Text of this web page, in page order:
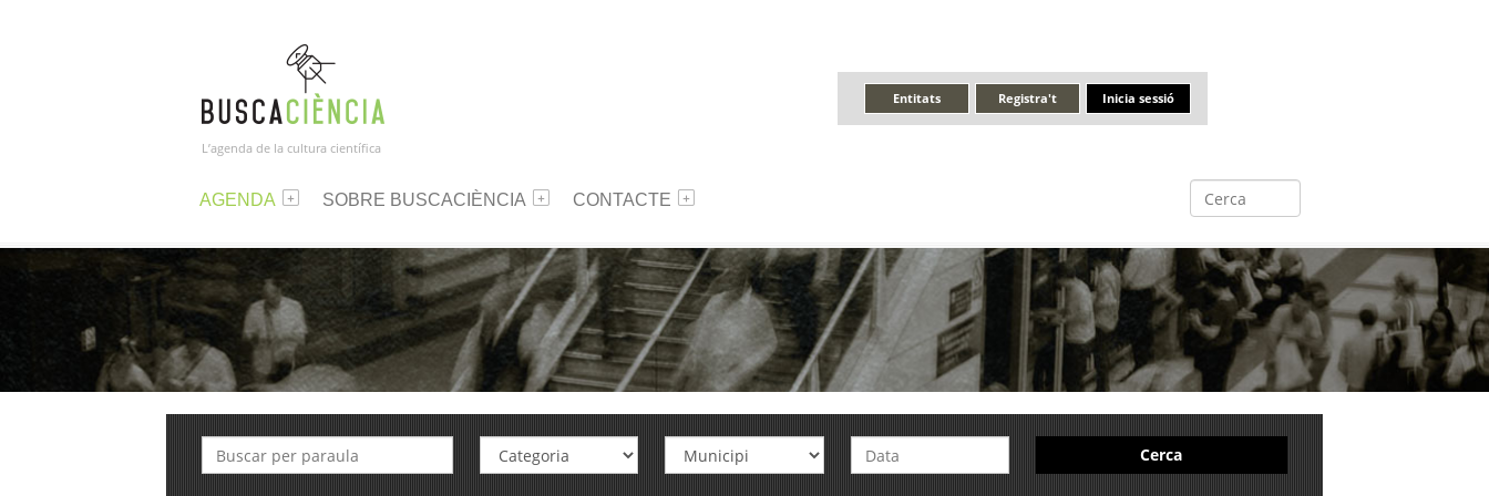
L’agenda de la cultura científica
Inicia sessió
Registra't
Entitats
AGENDA SOBRE BUSCACIÈNCIA CONTACTE
Cerca